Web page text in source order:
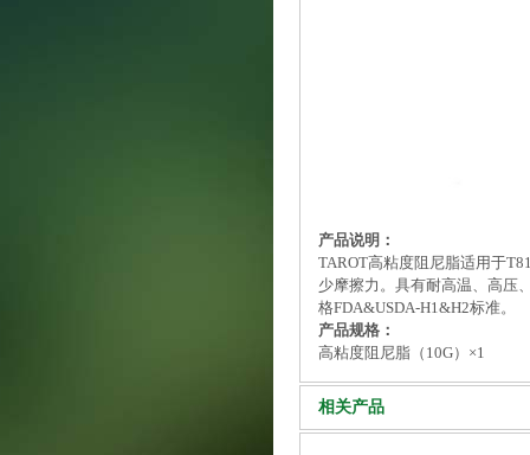
产品说明：
TAROT高粘度阻尼脂适用于
少摩擦力。 具有耐高温、高压
格FDA&USDA-H1&H2标准。
产品规格：
高粘度阻尼脂（10G）×1
相关产品